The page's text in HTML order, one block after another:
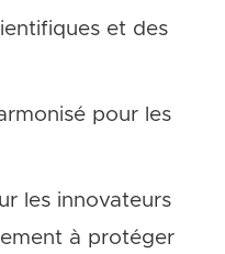
et des
pour les
les innovateurs
à protéger